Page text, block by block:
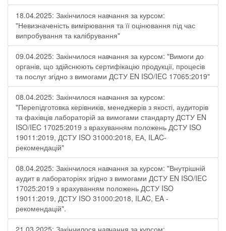
18.04.2025: Закінчилося навчання за курсом:
"Невизначеність вимірювання та її оцінювання під час
випробування та калібрування"
09.04.2025: Закінчилося навчання за курсом: "Вимоги до
органів, що здійснюють сертифікацію продукції, процесів
та послуг згідно з вимогами ДСТУ EN ISO/IEC 17065:2019"
08.04.2025: Закінчилося навчання за курсом:
"Перепідготовка керівників, менеджерів з якості, аудиторів
та фахівців лабораторій за вимогами стандарту ДСТУ EN
ISO/IEC 17025:2019 з врахуванням положень ДСТУ ISO
19011:2019, ДСТУ ISO 31000:2018, ЕА, ILAC-
рекомендацій"
08.04.2025: Закінчилося навчання за курсом: "Внутрішній
аудит в лабораторіях згідно з вимогами ДСТУ EN ISO/IEC
17025:2019 з врахуванням положень ДСТУ ISO
19011:2019, ДСТУ ISO 31000:2018, ILAC, EA -
рекомендацій".
21.03.2025: Закінчилося навчання за курсом: